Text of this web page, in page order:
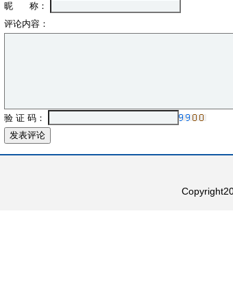
昵 称：
评论内容：
验 证 码：